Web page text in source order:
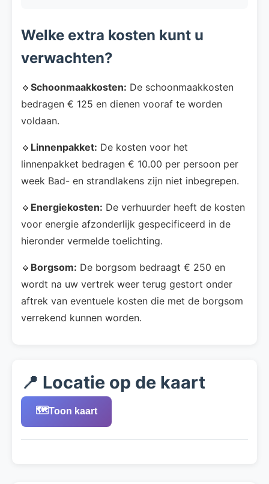
Welke extra kosten kunt u
verwachten?
🔸 Schoonmaakkosten: De schoonmaakkosten
bedragen € 125 en dienen vooraf te worden
voldaan.
🔸 Linnenpakket: De kosten voor het
linnenpakket bedragen € 10.00 per persoon per
week Bad- en strandlakens zijn niet inbegrepen.
🔸 Energiekosten: De verhuurder heeft de kosten
voor energie afzonderlijk gespecificeerd in de
hieronder vermelde toelichting.
🔸 Borgsom: De borgsom bedraagt € 250 en
wordt na uw vertrek weer terug gestort onder
aftrek van eventuele kosten die met de borgsom
verrekend kunnen worden.
📍 Locatie op de kaart
🗺️Toon kaart